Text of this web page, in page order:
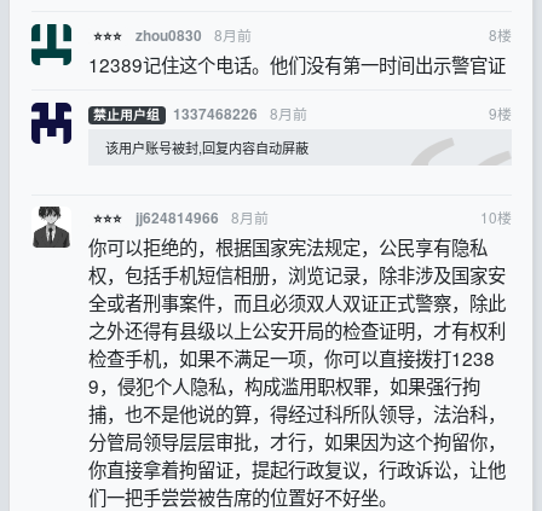
⭐⭐⭐ zhou0830 8月前 8楼
12389记住这个电话。他们没有第一时间出示警官证
禁止用户组 1337468226 8月前 9楼
该用户账号被封,回复内容自动屏蔽
⭐⭐⭐ jj624814966 8月前 10楼
你可以拒绝的，根据国家宪法规定，公民享有隐私
权，包括手机短信相册，浏览记录，除非涉及国家安
全或者刑事案件，而且必须双人双证正式警察，除此
之外还得有县级以上公安开局的检查证明，才有权利
检查手机，如果不满足一项，你可以直接拨打1238
9，侵犯个人隐私，构成滥用职权罪，如果强行拘
捕，也不是他说的算，得经过科所队领导，法治科，
分管局领导层层审批，才行，如果因为这个拘留你，
你直接拿着拘留证，提起行政复议，行政诉讼，让他
们一把手尝尝被告席的位置好不好坐。